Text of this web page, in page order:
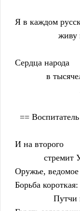
Я в каждом
    Сердца народа
в
==
    И на второго
Оружье,
    Борьба короткая: